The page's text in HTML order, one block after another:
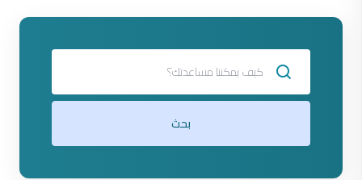
بحث